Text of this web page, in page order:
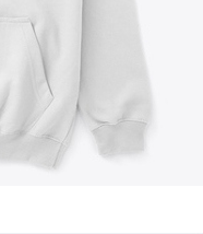
Next Level 3600 | Premium Ring-Spun Cotton T-Shirt